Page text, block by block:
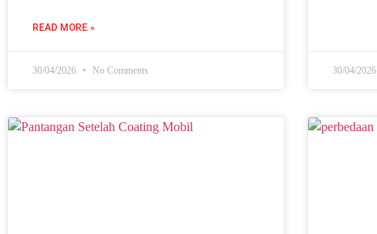
READ MORE »
30/04/2026 No Comments 30/04/2026